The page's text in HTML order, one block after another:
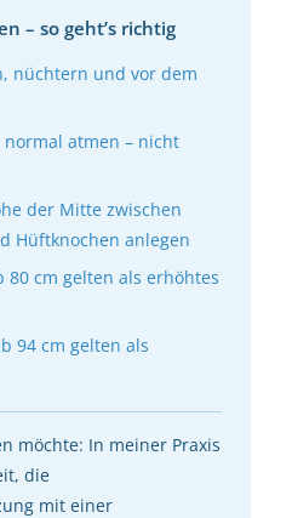
– so geht’s richtig
nüchtern und vor dem
atmen – nicht
der Mitte zwischen
Hüftknochen anlegen
80 cm gelten als erhöhtes
94 cm gelten als
möchte: In meiner Praxis
die
mit einer